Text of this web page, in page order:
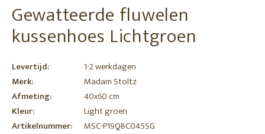
Gewatteerde fluwelen
kussenhoes Lichtgroen
Levertijd:
1-2 werkdagen
Merk:
Madam Stoltz
Afmeting:
40x60 cm
Kleur:
Light groen
Artikelnummer:
MSC-P19QBC045SG